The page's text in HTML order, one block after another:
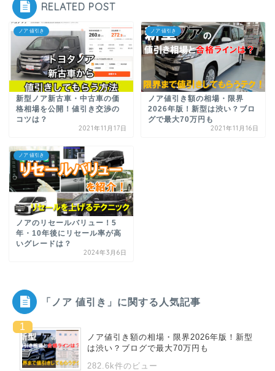
RELATED POST
ノア 値引き
新型ノア新古車・中古車の価
格相場を公開！値引き交渉の
コツは？
2021年11月17日
ノア 値引き
ノア値引き額の相場・限界
2026年版！新型は渋い？ブロ
グで最大70万円も
2021年11月16日
ノア 値引き
ノアのリセールバリュー！5
年・10年後にリセール率が高
いグレードは？
2024年3月6日
「ノア 値引き」に関する人気記事
ノア値引き額の相場・限界2026年版！新型
は渋い？ブログで最大70万円も
282.6k件のビュー